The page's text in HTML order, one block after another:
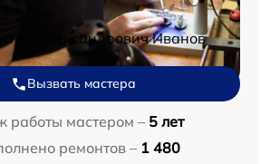
Александрович Иванов
Вызвать мастера
работы мастером – 5 лет
ремонтов – 1 480